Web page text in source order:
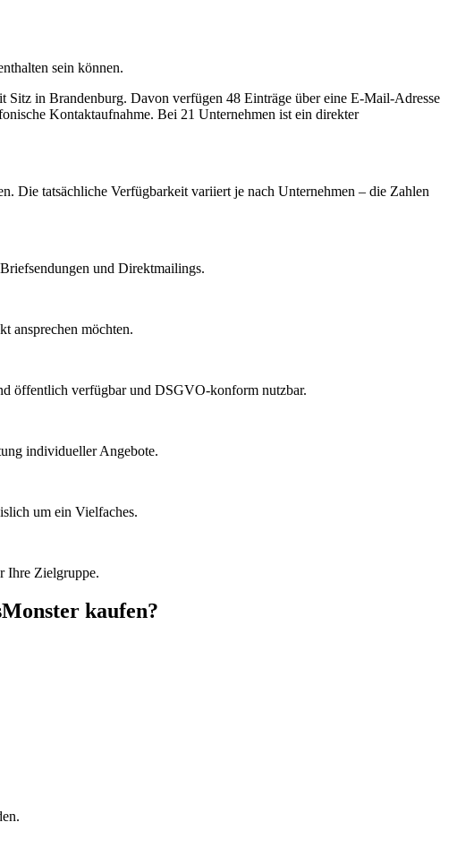
sein können.
Sitz in Brandenburg. Davon verfügen 48 Einträge über eine E-Mail-Adresse
Kontaktaufnahme. Bei 21 Unternehmen ist ein direkter
Die tatsächliche Verfügbarkeit variiert je nach Unternehmen – die Zahlen
und Direktmailings.
ansprechen möchten.
öffentlich verfügbar und DSGVO-konform nutzbar.
individueller Angebote.
um ein Vielfaches.
Ihre Zielgruppe.
kaufen?